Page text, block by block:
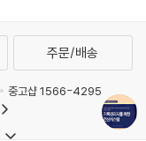
주문/배송
중고샵 1566-4295